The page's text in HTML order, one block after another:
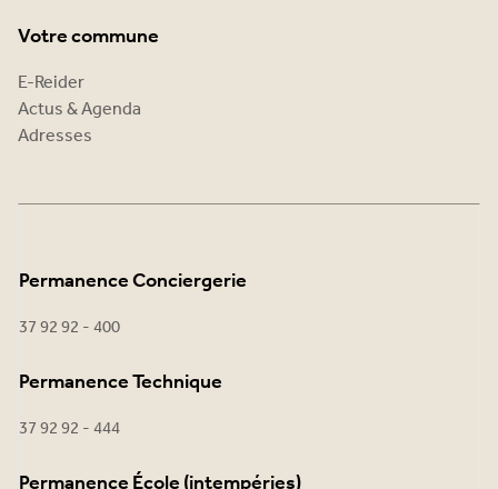
Votre commune
E-Reider
Actus & Agenda
Adresses
Permanence Conciergerie
37 92 92 - 400
Permanence Technique
37 92 92 - 444